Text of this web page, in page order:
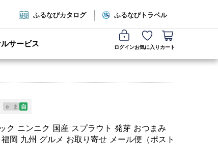
ふるなびカタログ ふるなびトラベル
サービス ログインお気に入り カート
e ま 自
ク ニンニク 国産 スプラウト 発芽 おつまみ
岡 九州 グルメ お取り寄せ メール便（ポスト